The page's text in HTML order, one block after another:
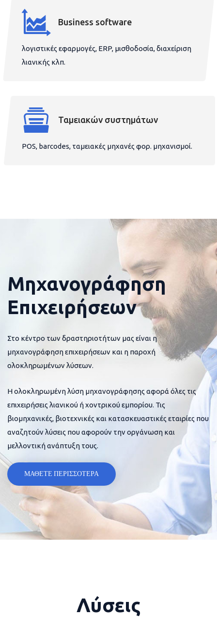
Business software
λογιστικές εφαρμογές, ERP, μισθοδοσία, διαχείριση
λιανικής κλπ.
Ταμειακών συστημάτων
POS, barcodes, ταμειακές μηχανές φορ. μηχανισμοί.
Μηχανογράφηση
Επιχειρήσεων
Στο κέντρο των δραστηριοτήτων μας είναι η
μηχανογράφηση επιχειρήσεων και η παροχή
ολοκληρωμένων λύσεων.
Η ολοκληρωμένη λύση μηχανογράφησης αφορά όλες τις
επιχειρήσεις λιανικού ή χοντρικού εμπορίου. Τις
βιομηχανικές, βιοτεχνικές και κατασκευαστικές εταιρίες που
αναζητούν λύσεις που αφορούν την οργάνωση και
μελλοντική ανάπτυξη τους.
ΜΑΘΕΤΕ ΠΕΡΙΣΣΟΤΕΡΑ
Λύσεις